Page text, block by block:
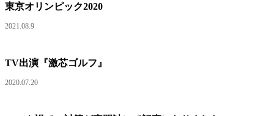
東京オリンピック2020
2021.08.9
TV出演『激芯ゴルフ』
2020.07.20